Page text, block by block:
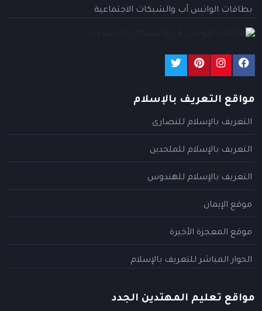
بطاقات الواتس آب والشبكات الاجتماعية
مواقع التعريف بالإسلام
التعريف بالإسلام للنصارى
التعريف بالإسلام للملحدين
التعريف بالإسلام للهندوس
موقع الإيمان
موقع المعجزة الأخيرة
الحوار المباشر للتعريف بالإسلام
مواقع تعليم المهتدين الجدد